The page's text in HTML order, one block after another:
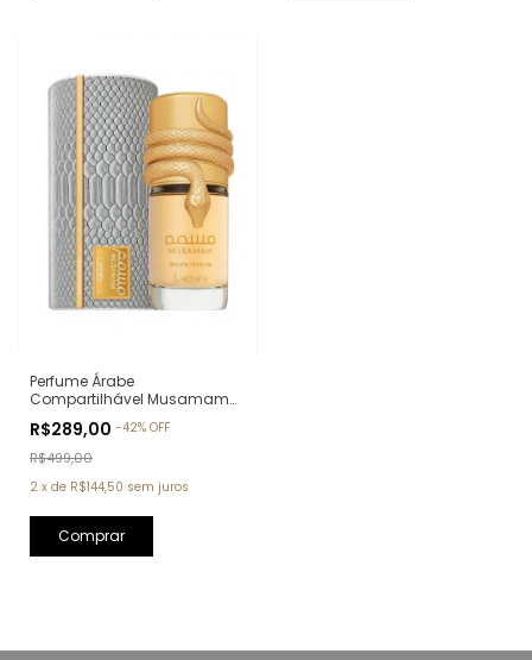
Perfume Árabe
Compartilhável Musamam
Parfum - 100ml
R$289,00 -42% OFF
R$499,00
2 x de R$144,50 sem juros